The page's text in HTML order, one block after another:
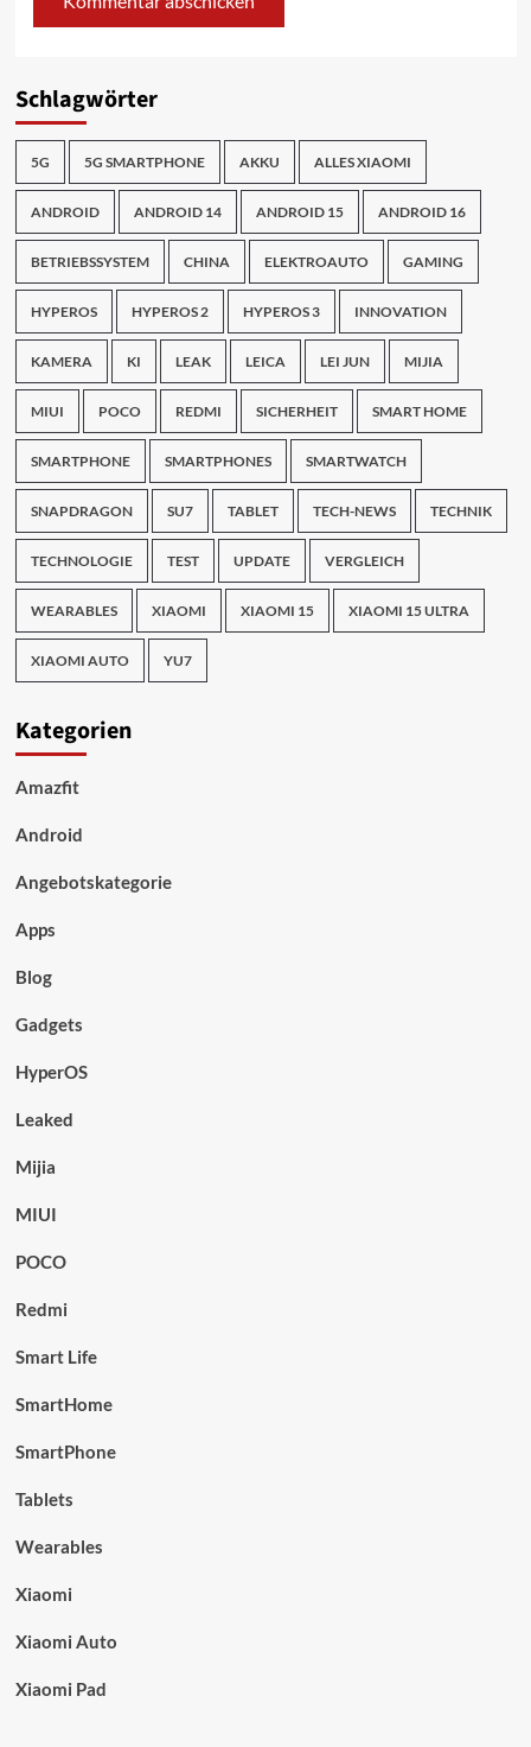
Schlagwörter
5G 5G SMARTPHONE AKKU ALLES XIAOMI
ANDROID ANDROID 14 ANDROID 15 ANDROID 16
BETRIEBSSYSTEM CHINA ELEKTROAUTO GAMING
HYPEROS HYPEROS 2 HYPEROS 3 INNOVATION
KAMERA KI LEAK LEICA LEI JUN MIJIA
MIUI POCO REDMI SICHERHEIT SMART HOME
SMARTPHONE SMARTPHONES SMARTWATCH
SNAPDRAGON SU7 TABLET TECH-NEWS TECHNIK
TECHNOLOGIE TEST UPDATE VERGLEICH
WEARABLES XIAOMI XIAOMI 15 XIAOMI 15 ULTRA
XIAOMI AUTO YU7
Kategorien
Amazfit
Android
Angebotskategorie
Apps
Blog
Gadgets
HyperOS
Leaked
Mijia
MIUI
POCO
Redmi
Smart Life
SmartHome
SmartPhone
Tablets
Wearables
Xiaomi
Xiaomi Auto
Xiaomi Pad